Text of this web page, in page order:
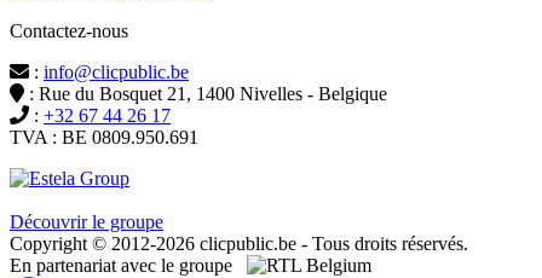
Contactez-nous
: info@clicpublic.be
: Rue du Bosquet 21, 1400 Nivelles - Belgique
: +32 67 44 26 17
TVA : BE 0809.950.691
Découvrir le groupe
Copyright © 2012-2026 clicpublic.be - Tous droits réservés.
En partenariat avec le groupe